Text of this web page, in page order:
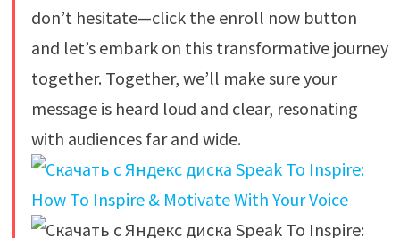
don’t hesitate—click the enroll now button
and let’s embark on this transformative journey
together. Together, we’ll make sure your
message is heard loud and clear, resonating
with audiences far and wide.